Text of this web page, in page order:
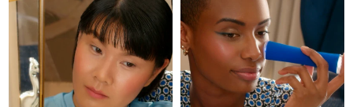
Izrael
Oczekiwany czas dostawy
8/12/26
Włochy
Oczekiwany czas dostawy
8/8/26